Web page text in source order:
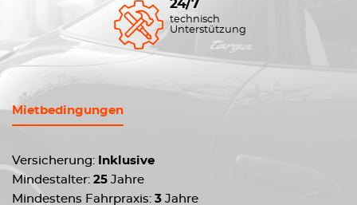
24/7
technisch
Unterstützung
Mietbedingungen
Versicherung:
Inklusive
Mindestalter: 25 Jahre
Mindestens Fahrpraxis: 3 Jahre